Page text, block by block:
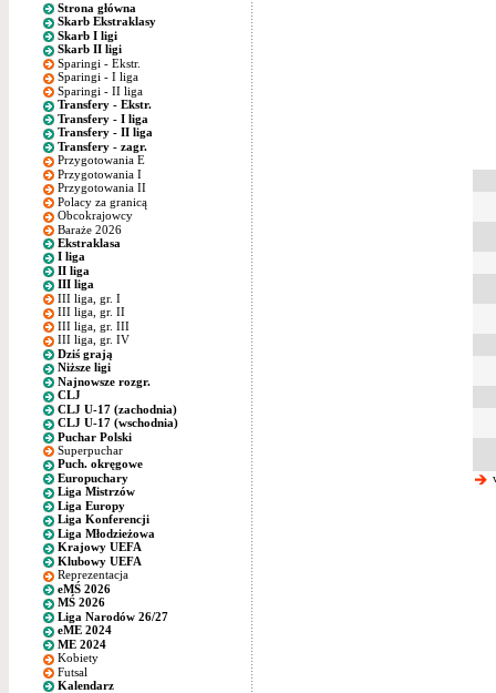
Strona główna
Skarb Ekstraklasy
Skarb I ligi
Skarb II ligi
Sparingi - Ekstr.
Sparingi - I liga
Sparingi - II liga
Transfery - Ekstr.
Transfery - I liga
Transfery - II liga
Transfery - zagr.
Przygotowania E
Przygotowania I
Przygotowania II
Polacy za granicą
Obcokrajowcy
Baraże 2026
Ekstraklasa
I liga
II liga
III liga
III liga, gr. I
III liga, gr. II
III liga, gr. III
III liga, gr. IV
Dziś grają
Niższe ligi
Najnowsze rozgr.
CLJ
CLJ U-17 (zachodnia)
CLJ U-17 (wschodnia)
Puchar Polski
Superpuchar
Puch. okręgowe
Europuchary
Liga Mistrzów
Liga Europy
Liga Konferencji
Liga Młodzieżowa
Krajowy UEFA
Klubowy UEFA
Reprezentacja
eMŚ 2026
MŚ 2026
Liga Narodów 26/27
eME 2024
ME 2024
Kobiety
Futsal
Kalendarz